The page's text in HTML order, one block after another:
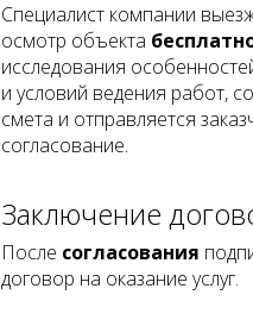
Специалист компании
осмотр объекта
исследования
и условий ведения работ,
смета и отправляется
согласование.
Заключение
После согласования
договор на оказание услуг.